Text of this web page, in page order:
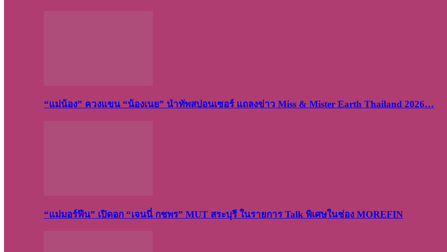
“แม่น้อง” ควงแขน “น้องเนย” นำทัพสปอนเซอร์ แถลงข่าว Miss & Mister Earth Thailand 2026…
“แม่มอร์ฟีน” เปิดอก “เจนนี่ กชพร” MUT สระบุรี ในรายการ Talk พิเศษในช่อง MOREFIN